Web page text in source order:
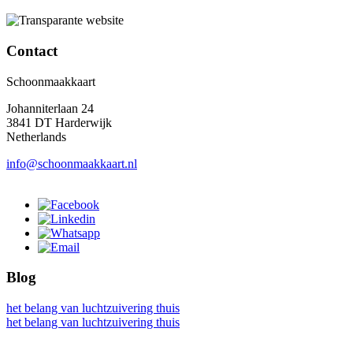
Contact
Schoonmaakkaart
Johanniterlaan 24
3841 DT Harderwijk
Netherlands
info@schoonmaakkaart.nl
Blog
het belang van luchtzuivering thuis
het belang van luchtzuivering thuis